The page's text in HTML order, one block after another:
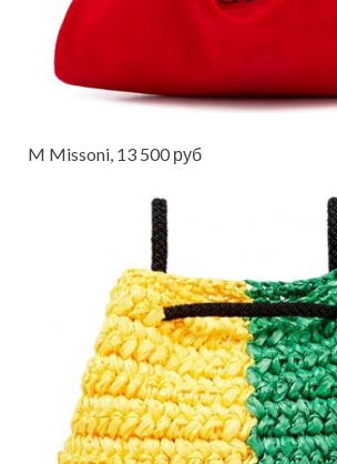
M Missoni, 13 500 руб